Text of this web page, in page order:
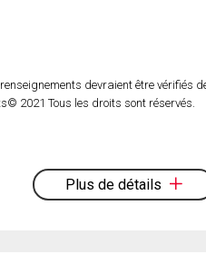
devraient être vérifiés
2021 Tous les droits sont réservés.
Plus de détails